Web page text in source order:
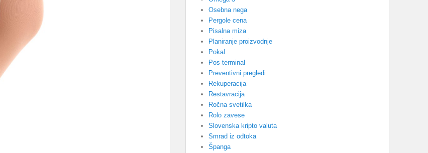
Osebna nega
Pergole cena
Pisalna miza
Planiranje proizvodnje
Pokal
Pos terminal
Preventivni pregledi
Rekuperacija
Restavracija
Ročna svetilka
Rolo zavese
Slovenska kripto valuta
Smrad iz odtoka
Španga